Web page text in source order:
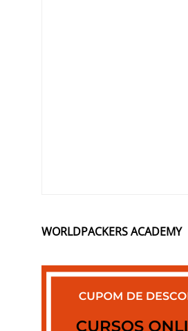
WORLDPACKERS ACADEMY